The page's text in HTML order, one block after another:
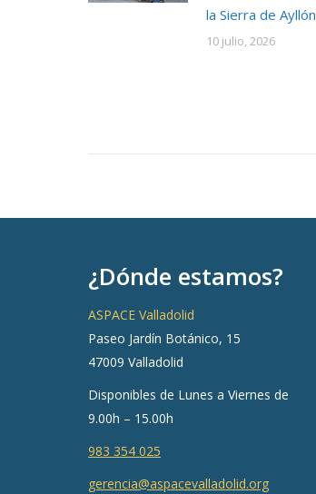
la Sierra de Ayllón
10 julio, 2026
¿Dónde estamos?
ASPACE Valladolid
Paseo Jardín Botánico, 15
47009 Valladolid
Disponibles de Lunes a Viernes de
9.00h – 15.00h
983 354 025
gerencia@aspacevalladolid.org